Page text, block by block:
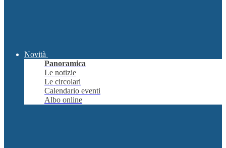
Novità
Panoramica
Le notizie
Le circolari
Calendario eventi
Albo online